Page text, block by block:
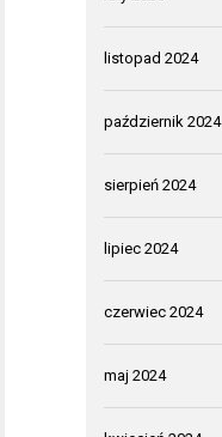
listopad 2024
październik 2024
sierpień 2024
lipiec 2024
czerwiec 2024
maj 2024